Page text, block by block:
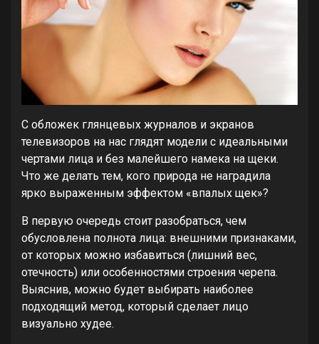
С обложек глянцевых журналов и экранов
телевизоров на нас глядят модели с идеальными
чертами лица и без малейшего намека на щеки.
Что же делать тем, кого природа не наградила
ярко выраженным эффектом «впалых щек»?
В первую очередь стоит разобраться, чем
обусловлена полнота лица: внешними признаками,
от которых можно избавиться (лишний вес,
отечность) или особенностями строения черепа.
Выяснив, можно будет выбирать наиболее
подходящий метод, который сделает лицо
визуально худее.